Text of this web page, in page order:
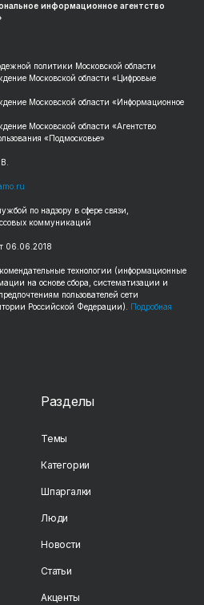
информационное агентство
политики Московской области
Московской области «Цифровые
Московской области «Информационное
Московской области «Агентство
«Подмосковье»
по надзору в сфере связи,
коммуникаций
06.06.2018
технологии (информационные
на основе сбора, систематизации и
пользователей сети
Российской Федерации). Подробная
Разделы
Темы
Категории
Шпаргалки
Люди
Новости
Статьи
Акценты